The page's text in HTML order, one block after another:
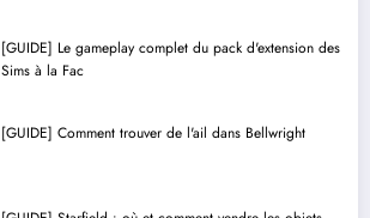
[GUIDE] Le gameplay complet du pack d'extension des
Sims à la Fac
[GUIDE] Comment trouver de l'ail dans Bellwright